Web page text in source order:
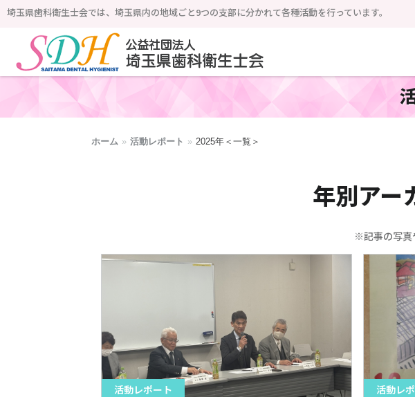
埼玉県歯科衛生士会では、埼玉県内の地域ごと9つの支部に分かれて各種活動を行っています。
公益社団法人 埼玉県歯科衛生士会
ホーム » 活動レポート » 2025年＜一覧＞
年別アー
※記事の写真
活動レポート 活動レ